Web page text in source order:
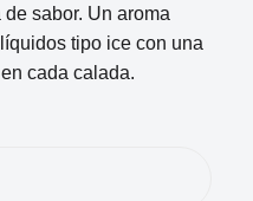
sabor. Un aroma
tipo ice con una
cada calada.
ICE 16/60ML